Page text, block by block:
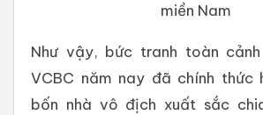
miền Nam
Như vậy, bức tranh toàn
VCBC năm nay đã chính thức
bốn nhà vô địch xuất sắc